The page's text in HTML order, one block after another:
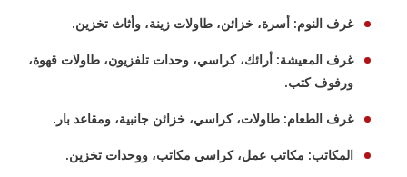
غرف النوم: أسرة، خزائن، طاولات زينة، وأثاث تخزين.
غرف المعيشة: أرائك، كراسي، وحدات تلفزيون، طاولات قهوة،
ورفوف كتب.
غرف الطعام: طاولات، كراسي، خزائن جانبية، ومقاعد بار.
المكاتب: مكاتب عمل، كراسي مكاتب، ووحدات تخزين.